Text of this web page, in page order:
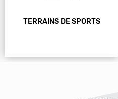
TERRAINS DE SPORTS